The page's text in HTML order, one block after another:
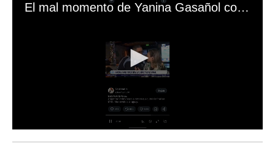
El mal momento de Yanina Gasañol con un hincha argentino en "Subrayado"
s